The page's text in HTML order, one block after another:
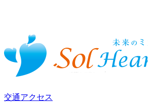
交通アクセス